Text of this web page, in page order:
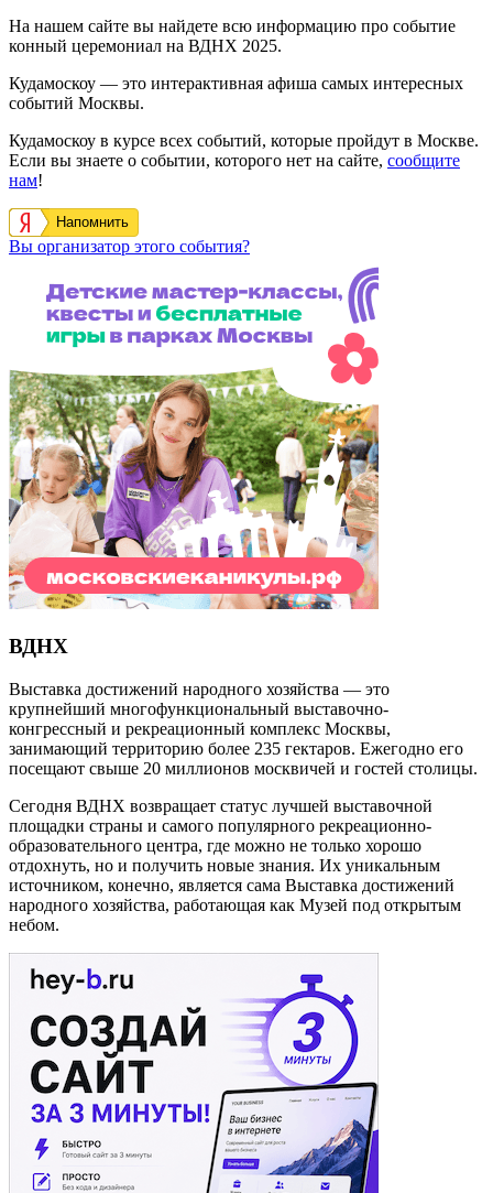
На нашем сайте вы найдете всю информацию про событие
конный церемониал на ВДНХ 2025.
Кудамоскоу — это интерактивная афиша самых интересных
событий Москвы.
Кудамоскоу в курсе всех событий, которые пройдут в Москве.
Если вы знаете о событии, которого нет на сайте, сообщите
нам!
Напомнить
Вы организатор этого события?
ВДНХ
Выставка достижений народного хозяйства — это
крупнейший многофункциональный выставочно-
конгрессный и рекреационный комплекс Москвы,
занимающий территорию более 235 гектаров. Ежегодно его
посещают свыше 20 миллионов москвичей и гостей столицы.
Сегодня ВДНХ возвращает статус лучшей выставочной
площадки страны и самого популярного рекреационно-
образовательного центра, где можно не только хорошо
отдохнуть, но и получить новые знания. Их уникальным
источником, конечно, является сама Выставка достижений
народного хозяйства, работающая как Музей под открытым
небом.